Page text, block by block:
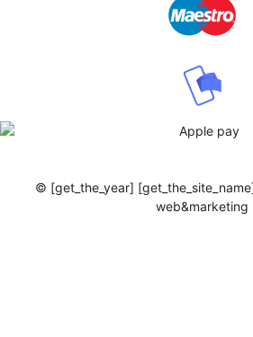
© [get_the_year]
web&marketing